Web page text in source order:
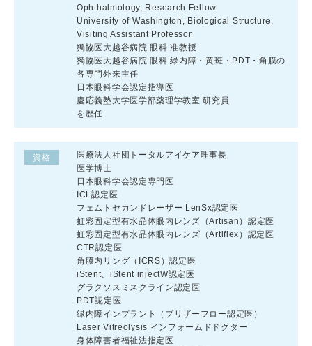
Ophthalmology, Research Fellow
University of Washington, Biological Structure,
Visiting Assistant Professor
獨協医大越谷病院 眼科 准教授
獨協医大越谷病院 眼科 緑内障・黄斑・PDT・角膜の
各専門外来主任
日本眼科学会認定指導医
慶応義塾大学医学部薬理学教室 研究員
を歴任
資格
医療法人社団トータルアイケア理事長
医学博士
日本眼科学会認定専門医
ICL認定医
フェムトセカンドレーザー LenSx認定医
虹彩固定型有水晶体眼内レンズ（Artisan）認定医
虹彩固定型有水晶体眼内レンズ（Artiflex）認定医
CTR認定医
角膜内リング（ICRS）認定医
iStent、iStent injectW認定医
グラクソスミスクライン認定医
PDT認定医
緑内障インプラント（プリザーフロー認定医）
Laser Vitreolysis インフォームドドクター
身体障害者福祉法指定医